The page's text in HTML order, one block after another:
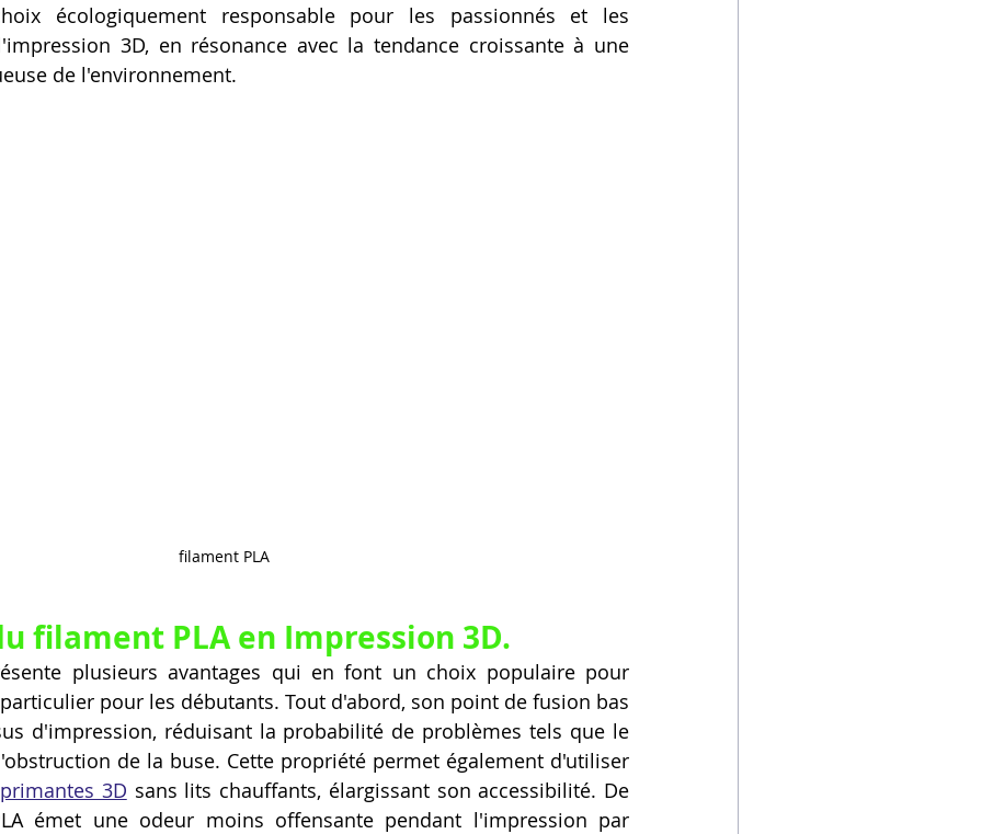
Pro Filament PLA Service administratif en ligne Secrétaire en Ligne
écologiquement responsable pour les passionnés et les
3D, en résonance avec la tendance croissante à une
de l'environnement.
filament PLA
filament PLA en Impression 3D.
plusieurs avantages qui en font un choix populaire pour
pour les débutants. Tout d'abord, son point de fusion bas
d'impression, réduisant la probabilité de problèmes tels que le
3D sans lits chauffants, élargissant son accessibilité. De
émet une odeur moins offensante pendant l'impression par